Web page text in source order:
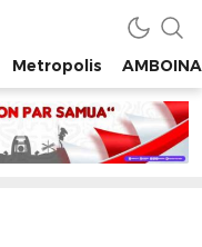
Metropolis AMBOINA